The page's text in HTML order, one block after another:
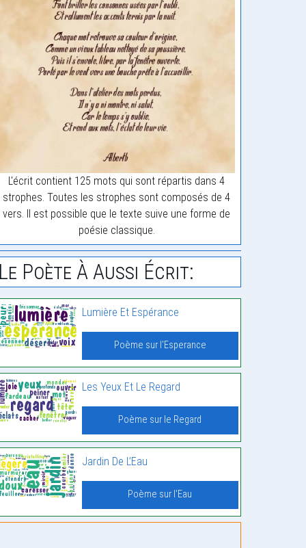
L'écrit contient 125 mots qui sont répartis dans 4
strophes. Toutes les strophes sont composés de 4
vers. Il est possible que le texte suive une forme de
poésie classique.
Poète À Aussi Écrit:
Lumière Et Espérance
Poème sur l'Esperance
Les Yeux Et Le Regard
Poème sur le Regard
Jardin De L’Eau
Poème sur l'Eau